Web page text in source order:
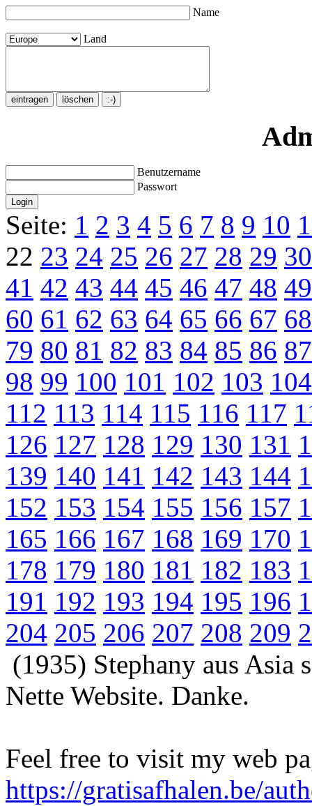
Name
Land
Benutzername
Passwort
Seite: 1 2 3 4 5 6 7 8 9 10
22 23 24 25 26 27 28 29 30
41 42 43 44 45 46 47 48 49
60 61 62 63 64 65 66 67 68
79 80 81 82 83 84 85 86 87
98 99 100 101 102 103 104
112 113 114 115 116 117
126 127 128 129 130 131
139 140 141 142 143 144
152 153 154 155 156 157
165 166 167 168 169 170
178 179 180 181 182 183
191 192 193 194 195 196
204 205 206 207 208 209
(1935) Stephany aus
Nette Website. Danke.
Feel free to visit my web
https://gratisafhalen.be/